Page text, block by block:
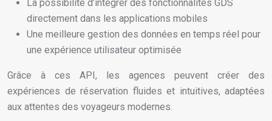
La possibilité d’intégrer des fonctionnalités GDS
directement dans les applications mobiles
Une meilleure gestion des données en temps réel pour
une expérience utilisateur optimisée
Grâce à ces API, les agences peuvent créer des
expériences de réservation fluides et intuitives, adaptées
aux attentes des voyageurs modernes.